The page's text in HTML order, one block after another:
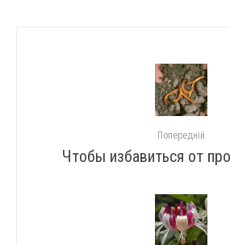
Попередній
Чтобы избавиться от